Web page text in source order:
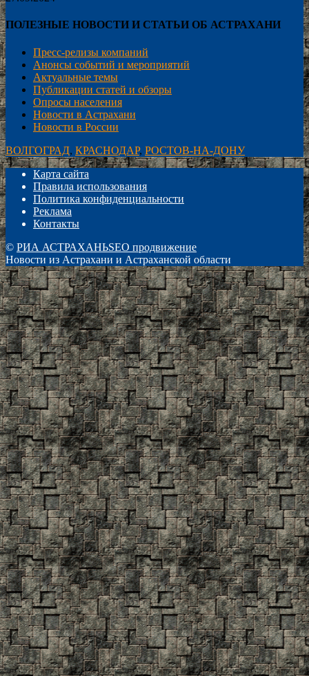
ПОЛЕЗНЫЕ НОВОСТИ И СТАТЬИ ОБ АСТРАХАНИ
Пресс-релизы компаний
Анонсы событий и мероприятий
Актуальные темы
Публикации статей и обзоры
Опросы населения
Новости в Астрахани
Новости в России
ВОЛГОГРАД, КРАСНОДАР, РОСТОВ-НА-ДОНУ
Карта сайта
Правила использования
Политика конфиденциальности
Реклама
Контакты
© РИА АСТРАХАНЬSEO продвижение
Новости из Астрахани и Астраханской области